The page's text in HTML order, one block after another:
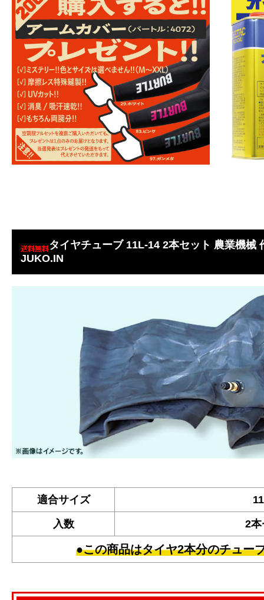
タイヤチューブ 11L-14 2本セット 農業機械
JUKO.IN
適合サイズ
入数 2本
●この商品はタイヤ2本分のチュー